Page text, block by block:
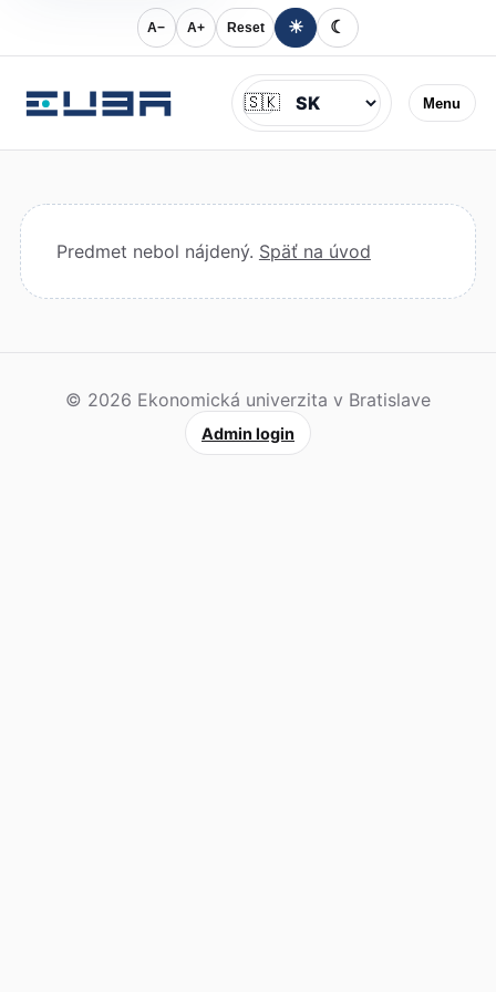
A− A+ Reset ☀ ☾
Menu
Jazyk
🇸🇰
Predmet nebol nájdený. Späť na úvod
© 2026 Ekonomická univerzita v Bratislave
Admin login